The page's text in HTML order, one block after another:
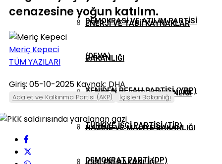
DEMOKRASI VE ATILIM PARTISI
(DEVA)
YENIDEN REFAH PARTISI (YRP)
TÜRKIYE İŞÇI PARTISI (TİP)
DEMOKRAT PARTI (DP)
ENERJI VE TABII KAYNAKLAR
BAKANLIĞI
GENÇLIK VE SPOR BAKANLIĞI
HAZINE VE MALIYE BAKANLIĞI
cenazesine yoğun katılım.
Meriç Kepeci
TÜM YAZILARI
Giriş: 05-10-2025 Kaynak: DHA
Adalet ve Kalkınma Partisi (AKP) İçişleri Bakanlığı